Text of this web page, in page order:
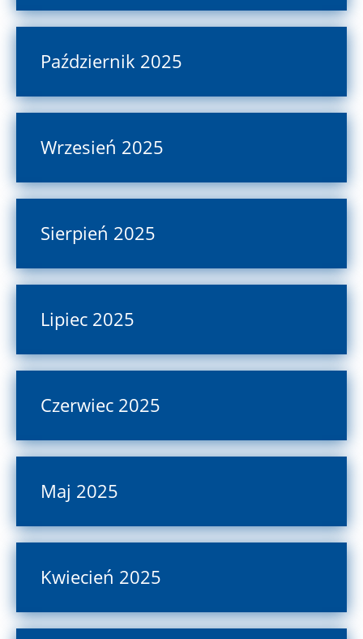
Październik 2025
Wrzesień 2025
Sierpień 2025
Lipiec 2025
Czerwiec 2025
Maj 2025
Kwiecień 2025